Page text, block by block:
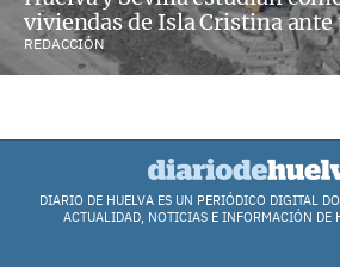
viviendas de Isla Cristina
REDACCIÓN
DIARIO DE HUELVA ES UN PERIÓDICO DIGITAL
ACTUALIDAD, NOTICIAS E INFORMACIÓN DE